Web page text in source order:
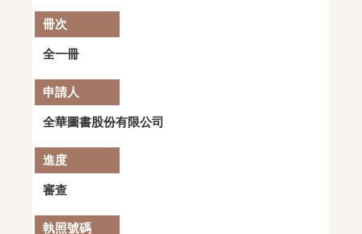
全一冊
全華圖書股份有限公司
審查